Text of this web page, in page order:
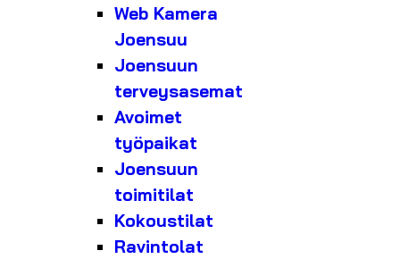
Web Kamera
Joensuu
Joensuun
terveysasemat
Avoimet
työpaikat
Joensuun
toimitilat
Kokoustilat
Ravintolat